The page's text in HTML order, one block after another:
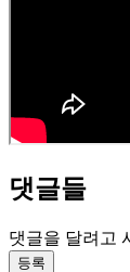
댓글들
댓글을 달려고
등록